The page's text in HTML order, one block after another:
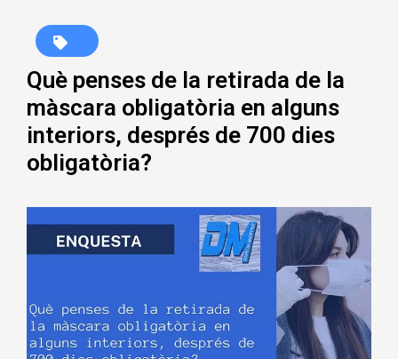
Què penses de la retirada de la
màscara obligatòria en alguns
interiors, després de 700 dies
obligatòria?